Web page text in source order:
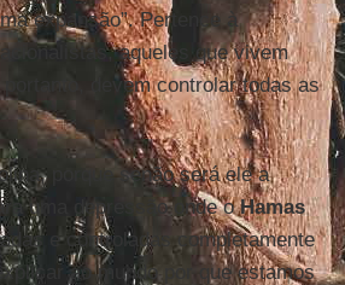
expansão”. Pertence à
aqueles que vivem
devem controlar todas as
porque senão será ele a
uma depressão onde oHamas
e controladas completamente
ao mundo por que estamos